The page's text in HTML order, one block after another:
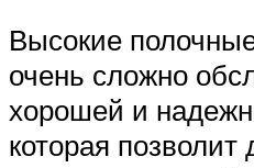
Высокие
очень сложно
хорошей и
которая позволит